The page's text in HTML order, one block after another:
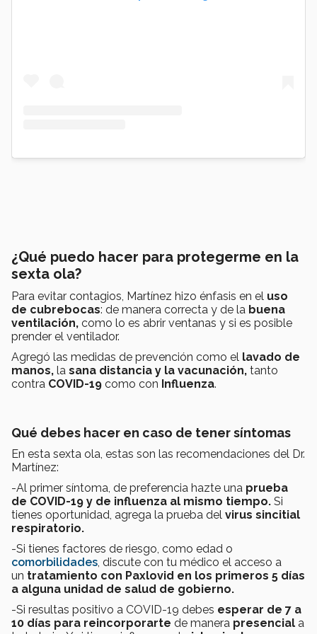
¿Qué puedo hacer para protegerme en la
sexta ola?
Para evitar contagios, Martínez hizo énfasis en el uso
de cubrebocas: de manera correcta y de la buena
ventilación, como lo es abrir ventanas y si es posible
prender el ventilador.
Agregó las medidas de prevención como el lavado de
manos, la sana distancia y la vacunación, tanto
contra COVID-19 como con Influenza.
Qué debes hacer en caso de tener síntomas
En esta sexta ola, estas son las recomendaciones del Dr.
Martínez:
-Al primer síntoma, de preferencia hazte una prueba
de COVID-19 y de influenza al mismo tiempo. Si
tienes oportunidad, agrega la prueba del virus sincitial
respiratorio.
-Si tienes factores de riesgo, como edad o
comorbilidades, discute con tu médico el acceso a
un tratamiento con Paxlovid en los primeros 5 días
a alguna unidad de salud de gobierno.
-Si resultas positivo a COVID-19 debes esperar de 7 a
10 días para reincorporarte de manera presencial a